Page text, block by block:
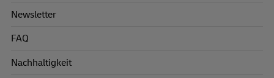
Newsletter
FAQ
Nachhaltigkeit